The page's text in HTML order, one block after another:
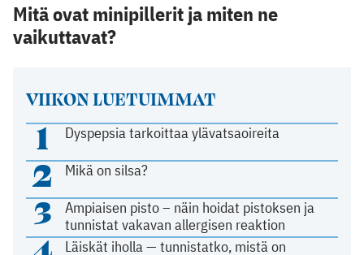
VIIKON LUETUIMMAT
1 Dyspepsia tarkoittaa ylävatsaoireita
2 Mikä on silsa?
3
Ampiaisen pisto – näin hoidat pistoksen ja
tunnistat vakavan allergisen reaktion
Läiskät iholla — tunnistatko, mistä on
Mitä ovat minipillerit ja miten ne
vaikuttavat?